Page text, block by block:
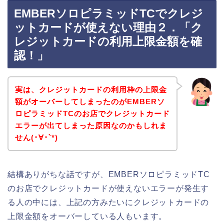
EMBERソロピラミッドTCでクレジ
ットカードが使えない理由２．「ク
レジットカードの利用上限金額を確
認！」
実は、クレジットカードの利用枠の上限金
額がオーバーしてしまったのがEMBERソ
ロピラミッドTCのお店でクレジットカード
エラーが出てしまった原因なのかもしれま
せん(･∀･`*)
結構ありがちな話ですが、EMBERソロピラミッドTC
のお店でクレジットカードが使えないエラーが発生す
る人の中には、上記の方みたいにクレジットカードの
上限金額をオーバーしている人もいます。